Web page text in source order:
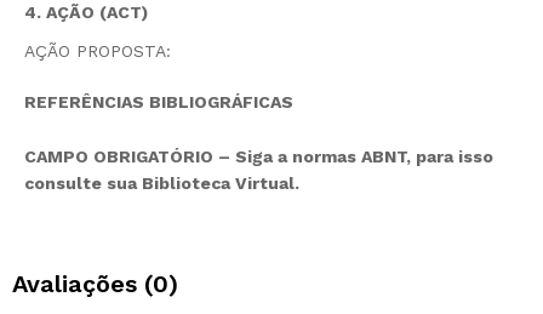
4. AÇÃO (ACT)
AÇÃO PROPOSTA:
REFERÊNCIAS BIBLIOGRÁFICAS
CAMPO OBRIGATÓRIO – Siga a normas ABNT, para isso
consulte sua Biblioteca Virtual.
Avaliações (0)